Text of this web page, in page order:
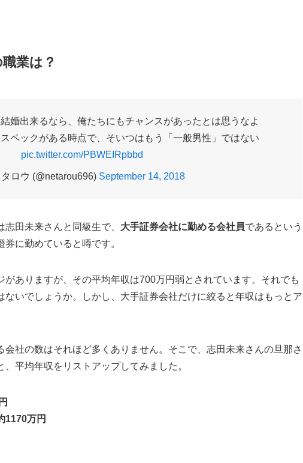
業は？
婚出来るなら、俺たちにもチャンスがあったとは思うなよ
ペックがある時点で、そいつはもう「一般男性」ではない
pic.twitter.com/PBWEIRpbbd
ロウ (@netarou696) September 14, 2018
田未来さんと同級生で、 大手証券会社に勤める会社員であるという
に勤めていると噂です。
ありますが、その平均年収は700万円弱とされています。それでも
いでしょうか。しかし、大手証券会社だけに絞ると年収はもっとア
社の数はそれほど多くありません。そこで、志田未来さんの旦那さ
平均年収をリストアップしてみました。
1170万円